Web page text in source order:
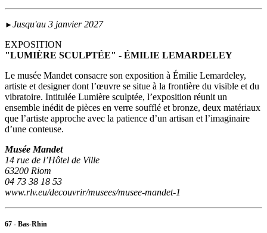
► Jusqu'au 3 janvier 2027
EXPOSITION
"LUMIÈRE SCULPTÉE" - ÉMILIE LEMARDELEY
Le musée Mandet consacre son exposition à Émilie Lemardeley,
artiste et designer dont l’œuvre se situe à la frontière du visible et du
vibratoire. Intitulée Lumière sculptée, l’exposition réunit un
ensemble inédit de pièces en verre soufflé et bronze, deux matériaux
que l’artiste approche avec la patience d’un artisan et l’imaginaire
d’une conteuse.
Musée Mandet
14 rue de l’Hôtel de Ville
63200 Riom
04 73 38 18 53
www.rlv.eu/decouvrir/musees/musee-mandet-1
67 - Bas-Rhin